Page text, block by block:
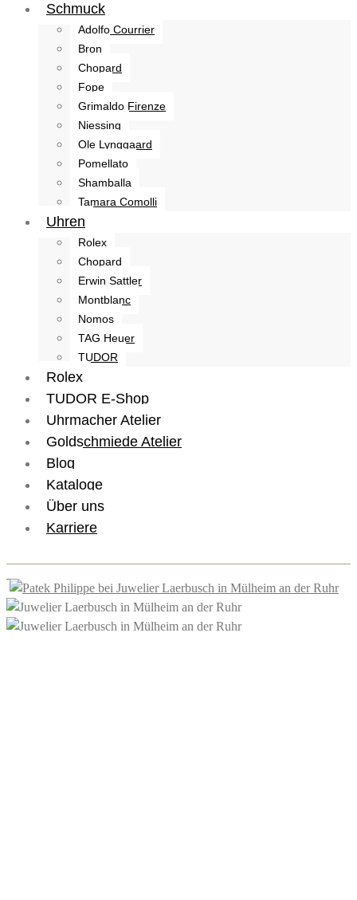
Schmuck
Adolfo Courrier
Bron
Chopard
Fope
Grimaldo Firenze
Niessing
Ole Lynggaard
Pomellato
Shamballa
Tamara Comolli
Uhren
Rolex
Chopard
Erwin Sattler
Montblanc
Nomos
TAG Heuer
TUDOR
Rolex
TUDOR E-Shop
Uhrmacher Atelier
Goldschmiede Atelier
Blog
Kataloge
Über uns
Karriere